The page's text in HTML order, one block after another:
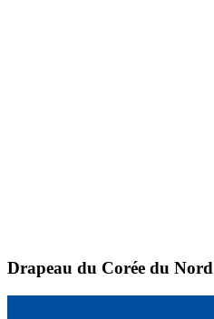
Drapeau du Corée du Nord